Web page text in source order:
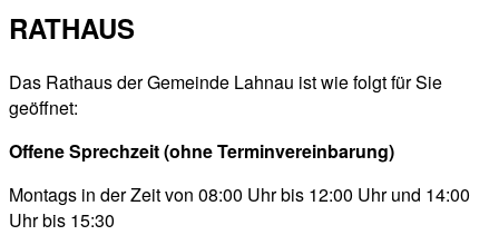
RATHAUS
Das Rathaus der Gemeinde Lahnau ist wie folgt für Sie
geöffnet:
Offene Sprechzeit (ohne Terminvereinbarung)
Montags in der Zeit von 08:00 Uhr bis 12:00 Uhr und 14:00
Uhr bis 15:30